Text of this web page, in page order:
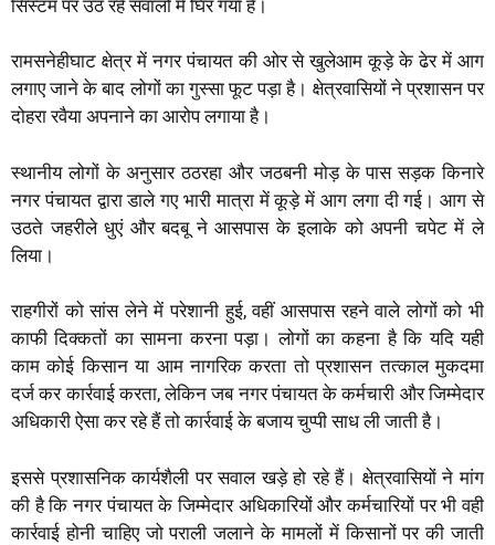
s
p
p
b
o
k
t
r
l
e
g
a
m
सिस्टम पर उठ रहे सवालों में घिर गया है।
रामसनेहीघाट क्षेत्र में नगर पंचायत की ओर से खुलेआम कूड़े के ढेर में आग
लगाए जाने के बाद लोगों का गुस्सा फूट पड़ा है। क्षेत्रवासियों ने प्रशासन पर
दोहरा रवैया अपनाने का आरोप लगाया है।
स्थानीय लोगों के अनुसार ठठरहा और जठबनी मोड़ के पास सड़क किनारे
नगर पंचायत द्वारा डाले गए भारी मात्रा में कूड़े में आग लगा दी गई। आग से
उठते जहरीले धुएं और बदबू ने आसपास के इलाके को अपनी चपेट में ले
लिया।
राहगीरों को सांस लेने में परेशानी हुई, वहीं आसपास रहने वाले लोगों को भी
काफी दिक्कतों का सामना करना पड़ा। लोगों का कहना है कि यदि यही
काम कोई किसान या आम नागरिक करता तो प्रशासन तत्काल मुकदमा
दर्ज कर कार्रवाई करता, लेकिन जब नगर पंचायत के कर्मचारी और जिम्मेदार
अधिकारी ऐसा कर रहे हैं तो कार्रवाई के बजाय चुप्पी साध ली जाती है।
इससे प्रशासनिक कार्यशैली पर सवाल खड़े हो रहे हैं। क्षेत्रवासियों ने मांग
की है कि नगर पंचायत के जिम्मेदार अधिकारियों और कर्मचारियों पर भी वही
कार्रवाई होनी चाहिए जो पराली जलाने के मामलों में किसानों पर की जाती